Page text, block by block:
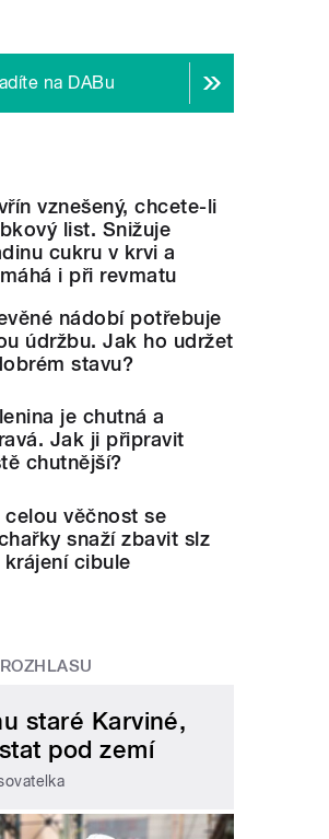
na DABu
vznešený, chcete-li
list. Snižuje
cukru v krvi a
i při revmatu
nádobí potřebuje
údržbu. Jak ho udržet
stavu?
je chutná a
Jak ji připravit
chutnější?
celou věčnost se
snaží zbavit slz
krájení cibule
staré Karviné,
pod zemí